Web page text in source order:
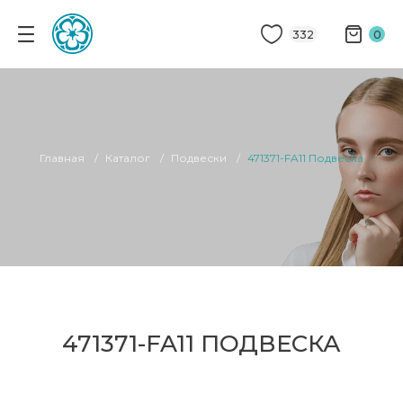
332 0
Главная Каталог Подвески 471371-FA11 Подвеска
471371-FA11 ПОДВЕСКА